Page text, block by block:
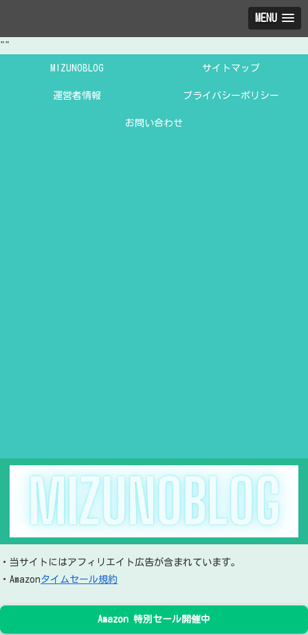
MENU
""
MIZUNOBLOG サイトマップ
運営者情報 プライバシーポリシー
お問い合わせ
・当サイトにはアフィリエイト広告が含まれています。
・Amazonタイムセール規約
Amazon 特別セール開催中